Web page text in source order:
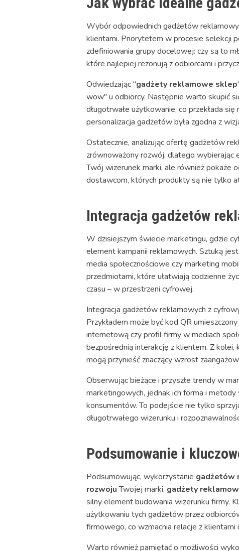
Wybór odpowiednich gadżetów
klientami. Priorytetem w procesie selekcji
zdefiniowania grupy docelowej: czy są to
które najlepiej rezonują z odbiorcami i
Odwiedzając "gadżety reklamowe sklep
wow" u odbiorcy. Następnie warto skupić
długotrwałe użytkowanie, co przekłada
personalizacja gadżetów była zgodna z
Ostatecznie, analizując ofertę gadżetów
zrównoważony rozwój, dlatego wybierając
Twój wizerunek marki, ale również pokaże
dostawcom, których produkty są nie tylko
Integracja gadżetów
W dzisiejszym świecie marketingu, gdzie
element kampanii reklamowych. Sztuką
media społecznościowe czy marketing
przedmiotami, które ułatwiają codzienne
czasu – w przestrzeni cyfrowej.
Integracja gadżetów reklamowych z
Przykładem może być kod QR
internetową czy profil firmy w mediach
bezpośrednią interakcję z klientem. Z kolei,
mogą przynieść znaczący wzrost
Obserwując bieżące i przyszłe trendy w
marketingowych, jednak ich forma i
konsumentów. To podejście nie tylko
długotrwałego wizerunku i
Podsumowanie i
Podsumowując, wykorzystanie gadżetów
rozwojuTwojej marki. gadżety
silny element budowania wizerunku firmy.
użytkowaniu tych gadżetów przez
firmowego, co wzmacnia relacje z
Warto również pamiętać o możliwości